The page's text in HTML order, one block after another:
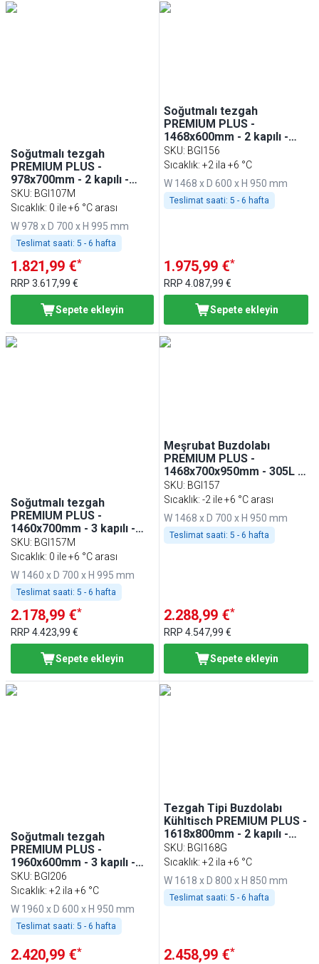
Soğutmalı tezgah
PREMIUM PLUS -
978x700mm - 2 kapılı -
cam kapılı - LED
aydınlatma; dijital
soğutma; içten motorlu;
GN 1/1 uyumlu; 0-6°C -
arkası yükseltilmiş (arkalı)
çalışma yüzeyi
SKU: BGI107M
Sıcaklık: 0 ile +6 °C arası
W 978 x D 700 x H 995 mm
Teslimat saati: 5 - 6 hafta
1.821,99 €*
RRP 3.617,99 €
Sepete ekleyin
Soğutmalı tezgah
PREMIUM PLUS -
1468x600mm - 2 kapılı -
cam kapılı - dijital
termostat - arkası
SKU: BGI156
Sıcaklık: +2 ila +6 °C
W 1468 x D 600 x H 950 mm
Teslimat saati: 5 - 6 hafta
1.975,99 €*
RRP4.087,99 €
Sepete ekleyin
Soğutmalı tezgah
PREMIUM PLUS -
1460x700mm - 3 kapılı -
cam kapılı - dijital
termostat; LED
soğutma; içten motorlu;
otomatik defrost; GN 1/1
uyumlu; arka sırtlıklı
(arkası yükseltilmiş
çalışma yüzeyi) - AISI 304
paslanmaz çelik
SKU: BGI157M
Sıcaklık: 0 ile +6 °C arası
W 1460 x D 700 x H 995 mm
Teslimat saati: 5 - 6 hafta
2.178,99 €*
RRP 4.423,99 €
Sepete ekleyin
Meşrubat Buzdolabı
PREMIUM PLUS -
1468x700x950mm - 305L -
Tezgah altı, 2 cam kapı -
Paslanmaz çelik
SKU: BGI157
Sıcaklık: -2 ile +6 °C arası
W 1468 x D 700 x H 950 mm
Teslimat saati: 5 - 6 hafta
2.288,99 €*
RRP4.547,99 €
Sepete ekleyin
Soğutmalı tezgah
PREMIUM PLUS -
1960x600mm - 3 kapılı -
cam kapılı - statik
soğutma; LED aydınlatma;
motorlu - arkası
yükseltilmiş (arkadan
sıçrama korumalı) çalışma
yüzeyi
SKU: BGI206
Sıcaklık: +2 ila +6 °C
W 1960 x D 600 x H 950 mm
Teslimat saati: 5 - 6 hafta
2.420,99 €*
Tezgah Tipi Buzdolabı
Kühltisch PREMIUM PLUS -
1618x800mm - 2 kapılı -
cam kapılı - statik
soğutma; LED aydınlatma;
SKU: BGI168G
Sıcaklık: +2 ila +6 °C
W 1618 x D 800 x H 850 mm
Teslimat saati: 5 - 6 hafta
2.458,99 €*